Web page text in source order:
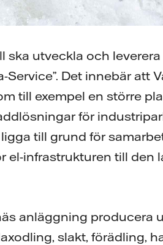
utveckla och
Det innebär att
till exempel en större
för
till grund för
el-infrastrukturen till den
anläggning producera
slakt, förädling,